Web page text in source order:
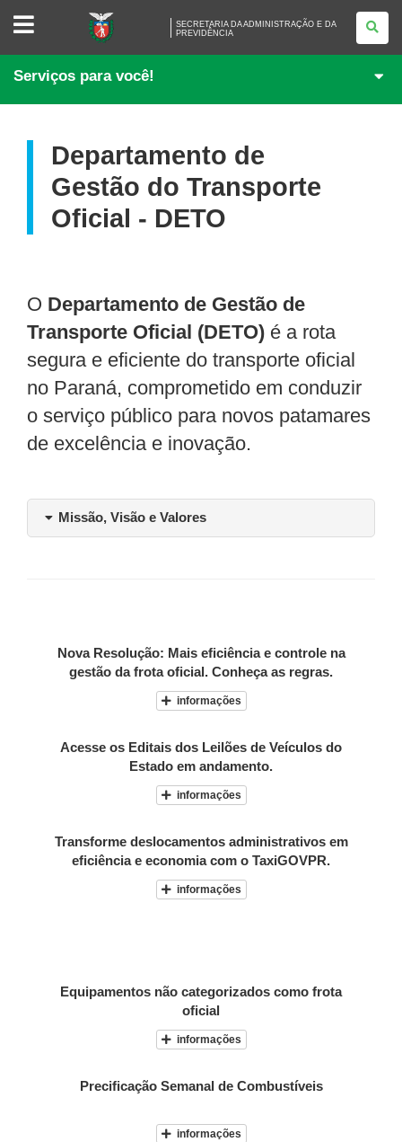
SECRETARIA
ADMINISTRAÇÃO
E
DA
PREVIDÊNCIA
SECRETARIA DA ADMINISTRAÇÃO E DA
PREVIDÊNCIA
Serviços para você!
Departamento de
Gestão do Transporte
Oficial - DETO
O Departamento de Gestão de
Transporte Oficial (DETO) é a rota
segura e eficiente do transporte oficial
no Paraná, comprometido em conduzir
o serviço público para novos patamares
de excelência e inovação.
Missão, Visão e Valores
Nova Resolução: Mais eficiência e controle na
gestão da frota oficial. Conheça as regras.
informações
Acesse os Editais dos Leilões de Veículos do
Estado em andamento.
informações
Transforme deslocamentos administrativos em
eficiência e economia com o TaxiGOVPR.
informações
Equipamentos não categorizados como frota
oficial
informações
Precificação Semanal de Combustíveis
informações